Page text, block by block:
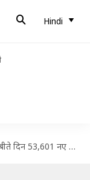
Hindi
दुनियाभर में दो करोड़ से अधिक संक्रमित